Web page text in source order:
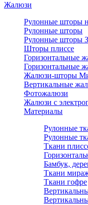
Жалюзи
Рулонные шторы
Рулонные шторы
Рулонные шторы
Шторы плиссе
Горизонтальные
Горизонтальные
Жалюзи-шторы
Вертикальные
Фотожалюзи
Жалюзи с
Материалы
Рулонные
Рулонные
Ткани
Бамбук,
Ткани
Ткани гофре